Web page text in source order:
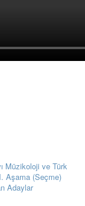
Müzikoloji ve Türk
Aşama (Seçme)
Adaylar